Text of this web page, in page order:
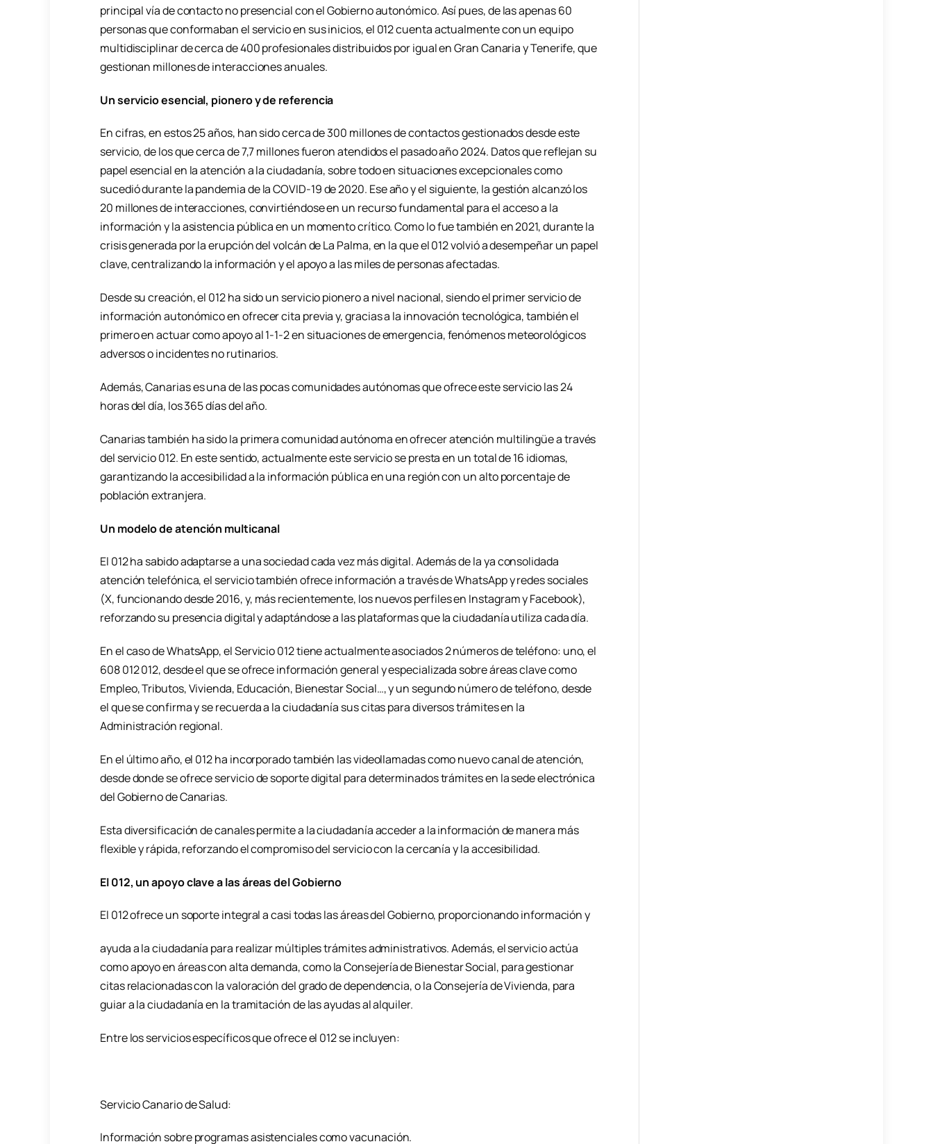
principal vía de contacto no presencial con el Gobierno autonómico. Así pues, de las apenas 60
personas que conformaban el servicio en sus inicios, el 012 cuenta actualmente con un equipo
multidisciplinar de cerca de 400 profesionales distribuidos por igual en Gran Canaria y Tenerife, que
gestionan millones de interacciones anuales.
Un servicio esencial, pionero y de referencia
En cifras, en estos 25 años, han sido cerca de 300 millones de contactos gestionados desde este
servicio, de los que cerca de 7,7 millones fueron atendidos el pasado año 2024. Datos que reflejan su
papel esencial en la atención a la ciudadanía, sobre todo en situaciones excepcionales como
sucedió durante la pandemia de la COVID-19 de 2020. Ese año y el siguiente, la gestión alcanzó los
20 millones de interacciones, convirtiéndose en un recurso fundamental para el acceso a la
información y la asistencia pública en un momento crítico. Como lo fue también en 2021, durante la
crisis generada por la erupción del volcán de La Palma, en la que el 012 volvió a desempeñar un papel
clave, centralizando la información y el apoyo a las miles de personas afectadas.
Desde su creación, el 012 ha sido un servicio pionero a nivel nacional, siendo el primer servicio de
información autonómico en ofrecer cita previa y, gracias a la innovación tecnológica, también el
primero en actuar como apoyo al 1-1-2 en situaciones de emergencia, fenómenos meteorológicos
adversos o incidentes no rutinarios.
Además, Canarias es una de las pocas comunidades autónomas que ofrece este servicio las 24
horas del día, los 365 días del año.
Canarias también ha sido la primera comunidad autónoma en ofrecer atención multilingüe a través
del servicio 012. En este sentido, actualmente este servicio se presta en un total de 16 idiomas,
garantizando la accesibilidad a la información pública en una región con un alto porcentaje de
población extranjera.
Un modelo de atención multicanal
El 012 ha sabido adaptarse a una sociedad cada vez más digital. Además de la ya consolidada
atención telefónica, el servicio también ofrece información a través de WhatsApp y redes sociales
(X, funcionando desde 2016, y, más recientemente, los nuevos perfiles en Instagram y Facebook),
reforzando su presencia digital y adaptándose a las plataformas que la ciudadanía utiliza cada día.
En el caso de WhatsApp, el Servicio 012 tiene actualmente asociados 2 números de teléfono: uno, el
608 012 012, desde el que se ofrece información general y especializada sobre áreas clave como
Empleo, Tributos, Vivienda, Educación, Bienestar Social…, y un segundo número de teléfono, desde
el que se confirma y se recuerda a la ciudadanía sus citas para diversos trámites en la
Administración regional.
En el último año, el 012 ha incorporado también las videollamadas como nuevo canal de atención,
desde donde se ofrece servicio de soporte digital para determinados trámites en la sede electrónica
del Gobierno de Canarias.
Esta diversificación de canales permite a la ciudadanía acceder a la información de manera más
flexible y rápida, reforzando el compromiso del servicio con la cercanía y la accesibilidad.
El 012, un apoyo clave a las áreas del Gobierno
El 012 ofrece un soporte integral a casi todas las áreas del Gobierno, proporcionando información y
ayuda a la ciudadanía para realizar múltiples trámites administrativos. Además, el servicio actúa
como apoyo en áreas con alta demanda, como la Consejería de Bienestar Social, para gestionar
citas relacionadas con la valoración del grado de dependencia, o la Consejería de Vivienda, para
guiar a la ciudadanía en la tramitación de las ayudas al alquiler.
Entre los servicios específicos que ofrece el 012 se incluyen:
Servicio Canario de Salud:
Información sobre programas asistenciales como vacunación.